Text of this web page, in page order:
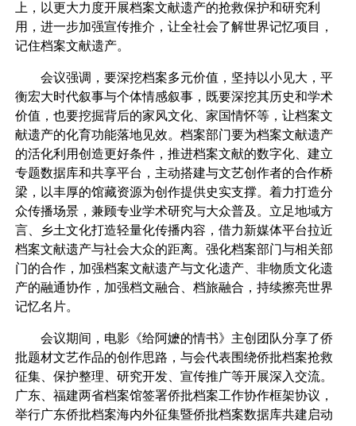
上，以更大力度开展档案文献遗产的抢救保护和研究利
用，进一步加强宣传推介，让全社会了解世界记忆项目，
记住档案文献遗产。
会议强调，要深挖档案多元价值，坚持以小见大，平
衡宏大时代叙事与个体情感叙事，既要深挖其历史和学术
价值，也要挖掘背后的家风文化、家国情怀等，让档案文
献遗产的化育功能落地见效。档案部门要为档案文献遗产
的活化利用创造更好条件，推进档案文献的数字化、建立
专题数据库和共享平台，主动搭建与文艺创作者的合作桥
梁，以丰厚的馆藏资源为创作提供史实支撑。着力打造分
众传播场景，兼顾专业学术研究与大众普及。立足地域方
言、乡土文化打造轻量化传播内容，借力新媒体平台拉近
档案文献遗产与社会大众的距离。强化档案部门与相关部
门的合作，加强档案文献遗产与文化遗产、非物质文化遗
产的融通协作，加强档文融合、档旅融合，持续擦亮世界
记忆名片。
会议期间，电影《给阿嬷的情书》主创团队分享了侨
批题材文艺作品的创作思路，与会代表围绕侨批档案抢救
征集、保护整理、研究开发、宣传推广等开展深入交流。
广东、福建两省档案馆签署侨批档案工作协作框架协议，
举行广东侨批档案海内外征集暨侨批档案数据库共建启动